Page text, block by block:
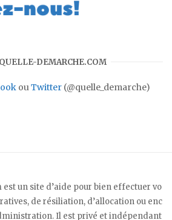
DEMARCHE.COM
ouTwitter (@quelle_demarche)
un site d’aide pour bien effectuer vo
de résiliation, d’allocation ou enc
Il est privé et indépendant